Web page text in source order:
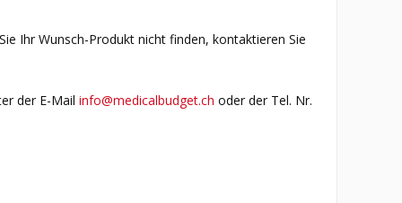
Ihr Wunsch-Produkt nicht finden, kontaktieren Sie
der E-Mail info@medicalbudget.ch oder der Tel. Nr.